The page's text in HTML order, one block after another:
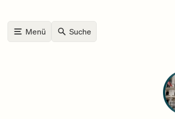
Menü Suche